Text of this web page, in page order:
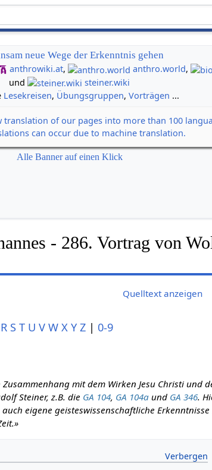
neue Wege der Erkenntnis gehen
anthrowiki.at, anthro.world,
und
steiner.wiki
Lesekreisen, Übungsgruppen,Vorträgen ...
translation of our pages into more than 100
can occur due to machine translation.
Alle Banner auf einen Klick
- 286. Vortrag von
Quelltext anzeigen
R S T U V W X Y Z | 0-9
mit dem Wirken Jesu Christi und
Steiner, z.B. die GA 104, GA 104a und GA 346.
eigene geisteswissenschaftliche